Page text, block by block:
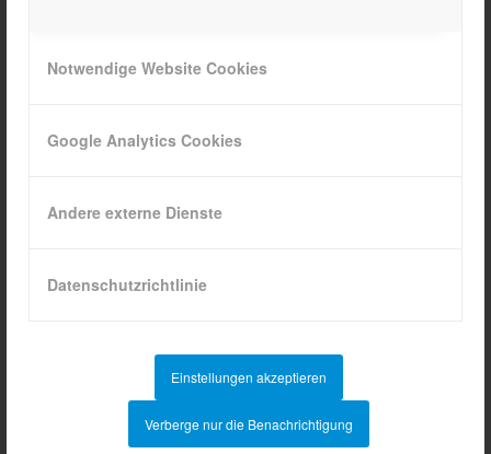
Notwendige Website Cookies
Google Analytics Cookies
Andere externe Dienste
Datenschutzrichtlinie
Einstellungen akzeptieren
Verberge nur die Benachrichtigung
Termine
WebUntis
Sprechstunden
AKTUELLES